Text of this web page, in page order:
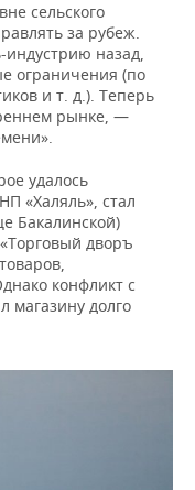
сельского
за рубеж.
индустрию назад,
ограничения (по
и т. д.). Теперь
рынке, —
удалось
«Халяль», стал
Бакалинской)
дворъ
конфликт с
магазину долго